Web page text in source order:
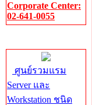
Corporate Center:
02-641-0055
ศูนย์รวมแรม
Server และ
Workstation ชนิด